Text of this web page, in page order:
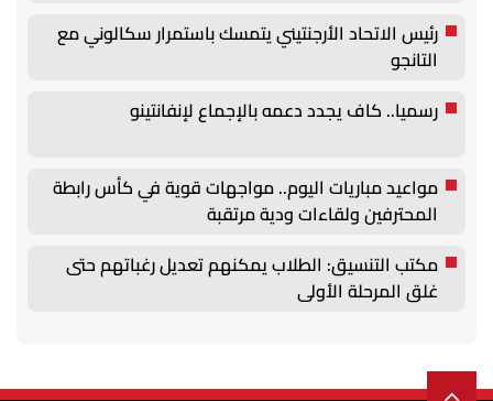
رئيس الاتحاد الأرجنتيني يتمسك باستمرار سكالوني مع
التانجو
رسميا.. كاف يجدد دعمه بالإجماع لإنفانتينو
مواعيد مباريات اليوم.. مواجهات قوية في كأس رابطة
المحترفين ولقاءات ودية مرتقبة
مكتب التنسيق: الطلاب يمكنهم تعديل رغباتهم حتى
غلق المرحلة الأولى